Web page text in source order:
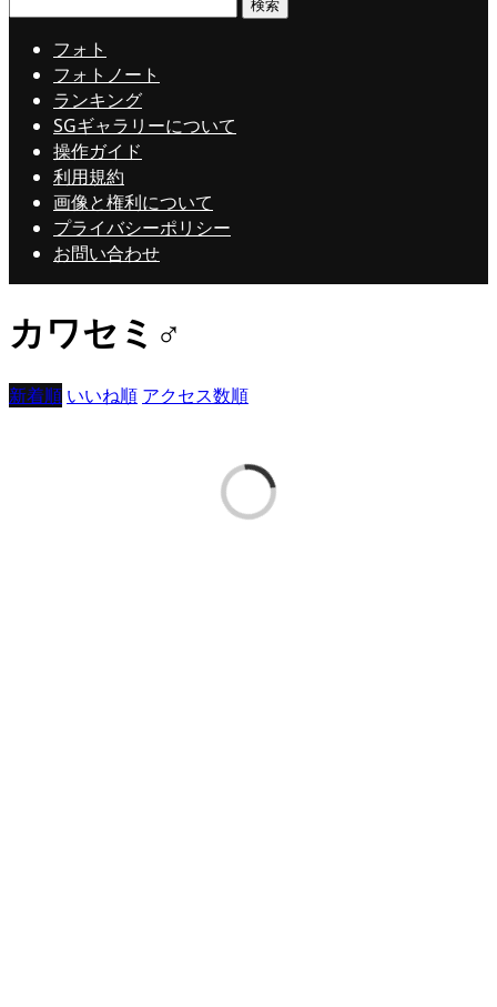
フォト
フォトノート
ランキング
SGギャラリーについて
操作ガイド
利用規約
画像と権利について
プライバシーポリシー
お問い合わせ
カワセミ♂
新着順 いいね順 アクセス数順